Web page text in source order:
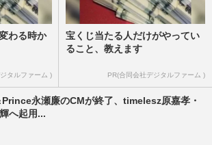
わる時か
タルファーム )
宝くじ当たる人だけがやってい
ること、教えます
PR(合同会社デジタルファーム )
永瀬廉のCMが終了、timelesz原嘉孝・
へ起用...